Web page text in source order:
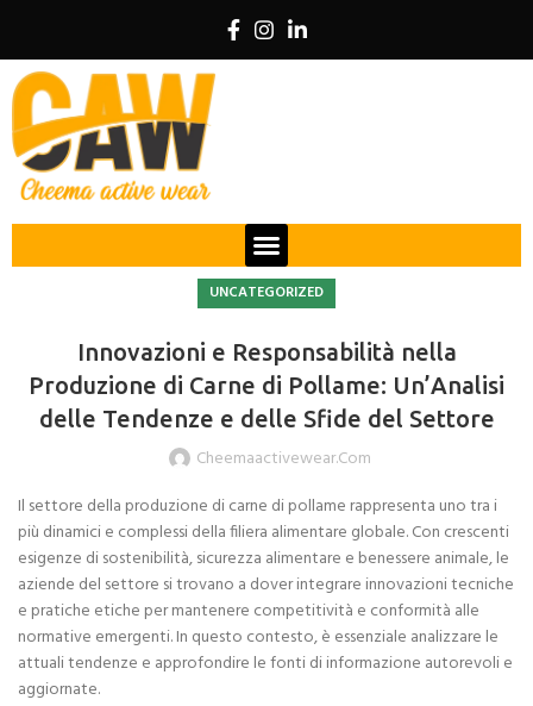
UNCATEGORIZED
Innovazioni e Responsabilità nella
Produzione di Carne di Pollame: Un’Analisi
delle Tendenze e delle Sfide del Settore
Cheemaactivewear.com
Il settore della produzione di carne di pollame rappresenta uno tra i
più dinamici e complessi della filiera alimentare globale. Con crescenti
esigenze di sostenibilità, sicurezza alimentare e benessere animale, le
aziende del settore si trovano a dover integrare innovazioni tecniche
e pratiche etiche per mantenere competitività e conformità alle
normative emergenti. In questo contesto, è essenziale analizzare le
attuali tendenze e approfondire le fonti di informazione autorevoli e
aggiornate.